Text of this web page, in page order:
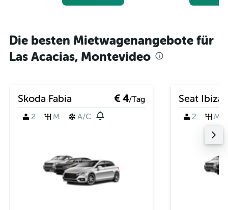
Die besten Mietwagenangebote für
Las Acacias, Montevideo
Skoda Fabia € 4/Tag
2
M A/C
Seat Ibiza
2 M